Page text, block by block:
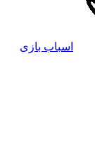
اسباب بازی